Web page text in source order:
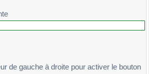
de gauche à droite pour activer le bouton